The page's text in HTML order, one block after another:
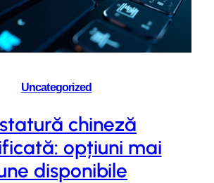
Uncategorized
chineză
opțiuni mai
disponibile